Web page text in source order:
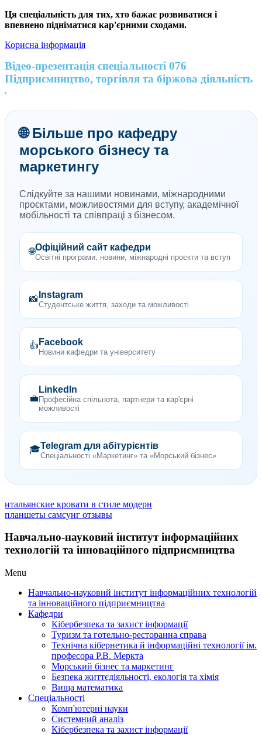
Ця спеціальність для тих, хто бажає розвиватися і
впевнено підніматися кар'єрними сходами.
Корисна інформація
Відео-презентація спеціальності 076
Підприємництво, торгівля та біржова діяльність
🌐 Більше про кафедру
морського бізнесу та
маркетингу
Слідкуйте за нашими новинами, міжнародними
проєктами, можливостями для вступу, академічної
мобільності та співпраці з бізнесом.
🌐Офіційний сайт кафедри
Освітні програми, новини, міжнародні проєкти та вступ
📸 Instagram
Студентське життя, заходи та можливості
👍 Facebook
Новини кафедри та університету
💼
LinkedIn
Професійна спільнота, партнери та кар'єрні
можливості
🎓Telegram для абітурієнтів
Спеціальності «Маркетинг» та «Морський бізнес»
итальянские кровати в стиле модерн
планшеты самсунг отзывы
Навчально-науковий інститут інформаційних
технологій та інноваційного підприємництва
Menu
Навчально-науковий інститут інформаційних технологій
та інноваційного підприємництва
Кафедри
Кібербезпека та захист інформації
Туризм та готельно-ресторанна справа
Технічна кібернетика й інформаційні технології ім.
професора Р.В. Меркта
Морський бізнес та маркетинг
Безпека життєдіяльності, екологія та хімія
Вища математика
Спеціальності
Комп'ютерні науки
Системний аналіз
Кібербезпека та захист інформації